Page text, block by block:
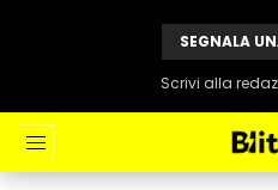
SEGNALA
Scrivi alla